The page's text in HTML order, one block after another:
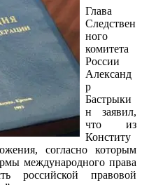
Глава
Следствен
ного
комитета
России
Александ
р
Бастрыки
н заявил,
что из
Конститу
согласно которым
международного права
российской правовой